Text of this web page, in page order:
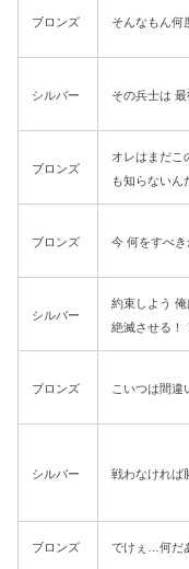
ブロンズ そんなもん何
シルバー その兵士は
ブロンズ
オレはまだこ
も知らないん
ブロンズ 今 何をすべき
シルバー
約束しよう
絶滅させる！
ブロンズ こいつは間違
シルバー 戦わなければ
ブロンズ でけぇ…何だ